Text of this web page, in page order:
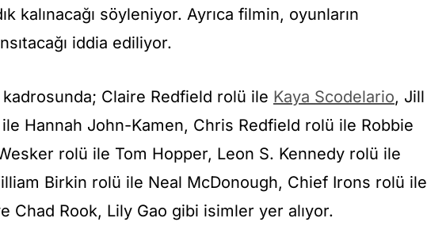
kalınacağı söyleniyor. Ayrıca filmin, oyunların
iddia ediliyor.
Claire Redfield rolü ile Kaya Scodelario, Jill
Hannah John-Kamen, Chris Redfield rolü ile Robbie
rolü ile Tom Hopper, Leon S. Kennedy rolü ile
Birkin rolü ile Neal McDonough, Chief Irons rolü ile
Chad Rook, Lily Gao gibi isimler yer alıyor.